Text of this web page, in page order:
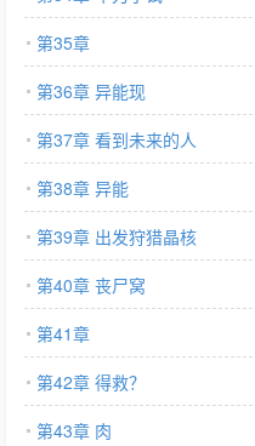
第35章
第36章 异能现
第37章 看到未来的人
第38章 异能
第39章 出发狩猎晶核
第40章 丧尸窝
第41章
第42章 得救？
第43章 肉